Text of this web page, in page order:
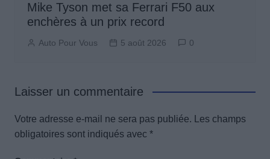
Mike Tyson met sa Ferrari F50 aux
enchères à un prix record
Auto Pour Vous 5 août 2026 0
Laisser un commentaire
Votre adresse e-mail ne sera pas publiée.
Les champs
obligatoires sont indiqués avec *